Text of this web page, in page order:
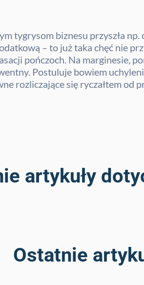
tygrysom biznesu przyszła
– to już taka chęć nie
pończoch. Na marginesie,
Postuluje bowiem
rozliczające się ryczałtem od
artykuły
Ostatnie